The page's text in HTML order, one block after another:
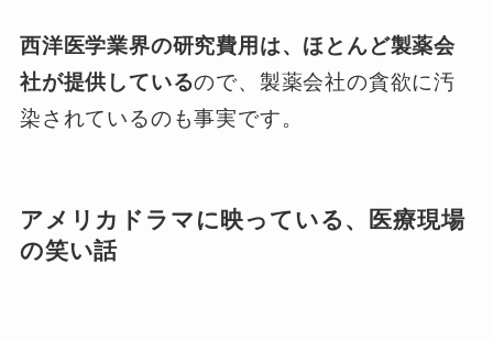
西洋医学業界の研究費用は、ほとんど製薬会
社が提供しているので、製薬会社の貪欲に汚
染されているのも事実です。
アメリカドラマに映っている、医療現場
の笑い話